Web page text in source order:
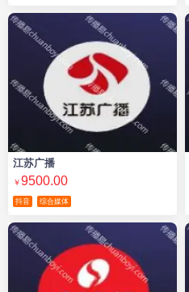
江苏广播
￥9500.00
抖音 综合媒体